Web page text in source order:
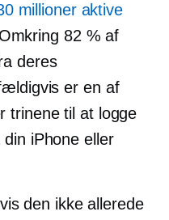
millioner aktive
82 % af
deres
er en af
trinene til at logge
iPhone eller
den ikke allerede